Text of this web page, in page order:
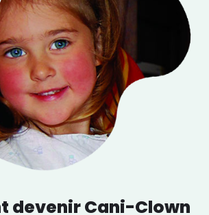
devenir Cani-Clown